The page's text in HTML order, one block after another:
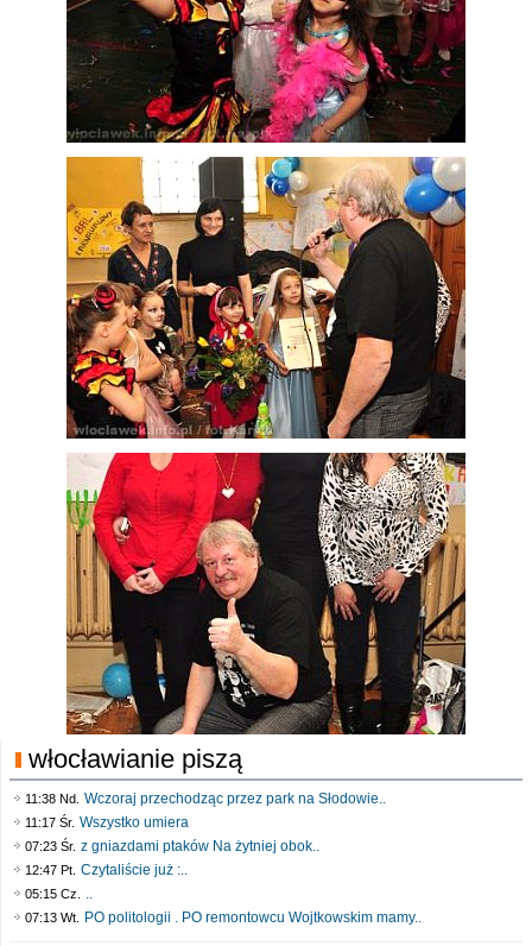
włocławianie piszą
11:38 Nd. Wczoraj przechodząc przez park na Słodowie..
11:17 Śr. Wszystko umiera
07:23 Śr. z gniazdami ptaków Na żytniej obok..
12:47 Pt. Czytaliście już :..
05:15 Cz. ..
07:13 Wt. PO politologii . PO remontowcu Wojtkowskim mamy..